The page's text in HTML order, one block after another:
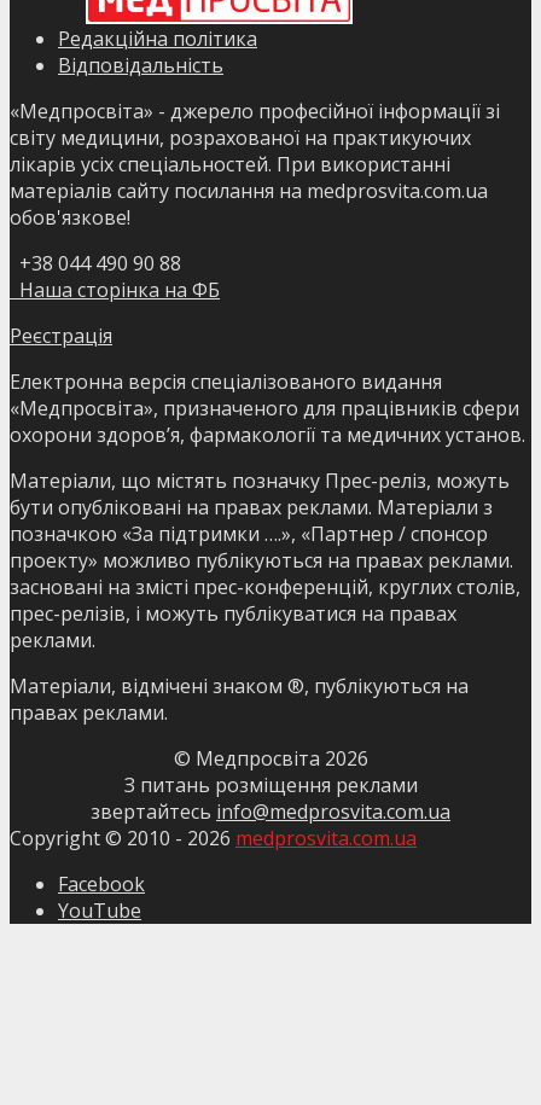
Редакційна політика
Відповідальність
«Медпросвіта» - джерело професійної інформації зі
світу медицини, розрахованої на практикуючих
лікарів усіх спеціальностей. При використанні
матеріалів сайту посилання на medprosvita.com.ua
обов'язкове!
+38 044 490 90 88
Наша сторінка на ФБ
Реєстрація
Електронна версія спеціалізованого видання
«Медпросвіта», призначеного для працівників сфери
охорони здоров’я, фармакології та медичних установ.
Матеріали, що містять позначку Прес-реліз, можуть
бути опубліковані на правах реклами. Матеріали з
позначкою «За підтримки ….», «Партнер / спонсор
проекту» можливо публікуються на правах реклами.
засновані на змісті прес-конференцій, круглих столів,
прес-релізів, і можуть публікуватися на правах
реклами.
Матеріали, відмічені знаком ®, публікуються на
правах реклами.
© Медпросвіта 2026
З питань розміщення реклами
звертайтесь info@medprosvita.com.ua
Copyright © 2010 - 2026 medprosvita.com.ua
Facebook
YouTube